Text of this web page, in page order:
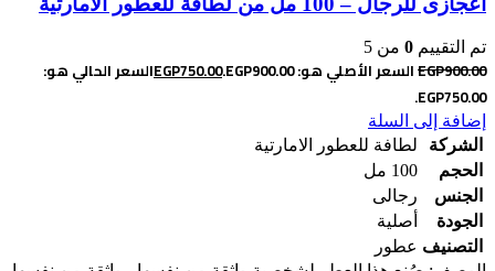
تم التقييم 0 من 5
EGP900.00 السعر الأصلي هو: EGP900.00. EGP750.00
السعر الحالي هو:
EGP750.00.
إضافة إلى السلة
الشركة
لطافة للعطور الامارتية
الحجم
100 مل
الجنس
رجالى
الجودة
أصلية
التصنيف عطور